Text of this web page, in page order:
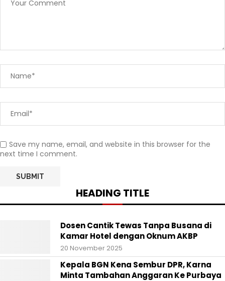
Save my name, email, and website in this browser for the
next time I comment.
HEADING TITLE
Dosen Cantik Tewas Tanpa Busana di
Kamar Hotel dengan Oknum AKBP
20 November 2025
Kepala BGN Kena Sembur DPR, Karna
Minta Tambahan Anggaran Ke Purbaya